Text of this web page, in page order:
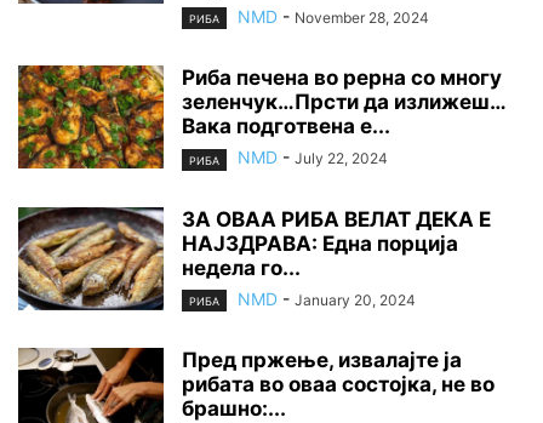
РИБА NMD - November 28, 2024
Риба печена во рерна со многу
зеленчук…Прсти да излижеш…
Вака подготвена е...
РИБА NMD - July 22, 2024
ЗА ОВАА РИБА ВЕЛАТ ДЕКА Е
НАЈЗДРАВА: Една порција
недела го...
РИБА NMD - January 20, 2024
Пред пржење, извалајте ја
рибата во оваа состојка, не во
брашно:...